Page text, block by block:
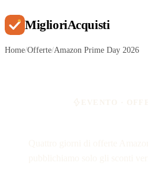
MiglioriAcquisti
Home/Offerte/Amazon Prime Day 2026